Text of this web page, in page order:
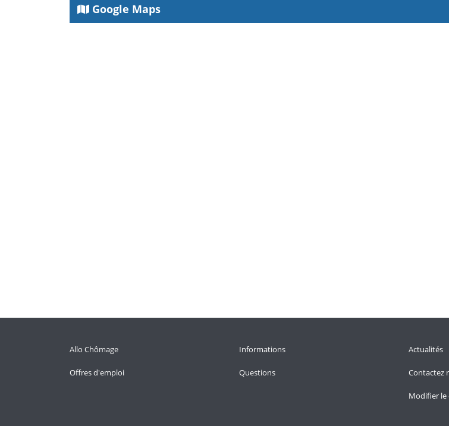
Google Maps
Allo Chômage
Offres d'emploi
Informations
Questions
Actualités
Contactez
Modifier